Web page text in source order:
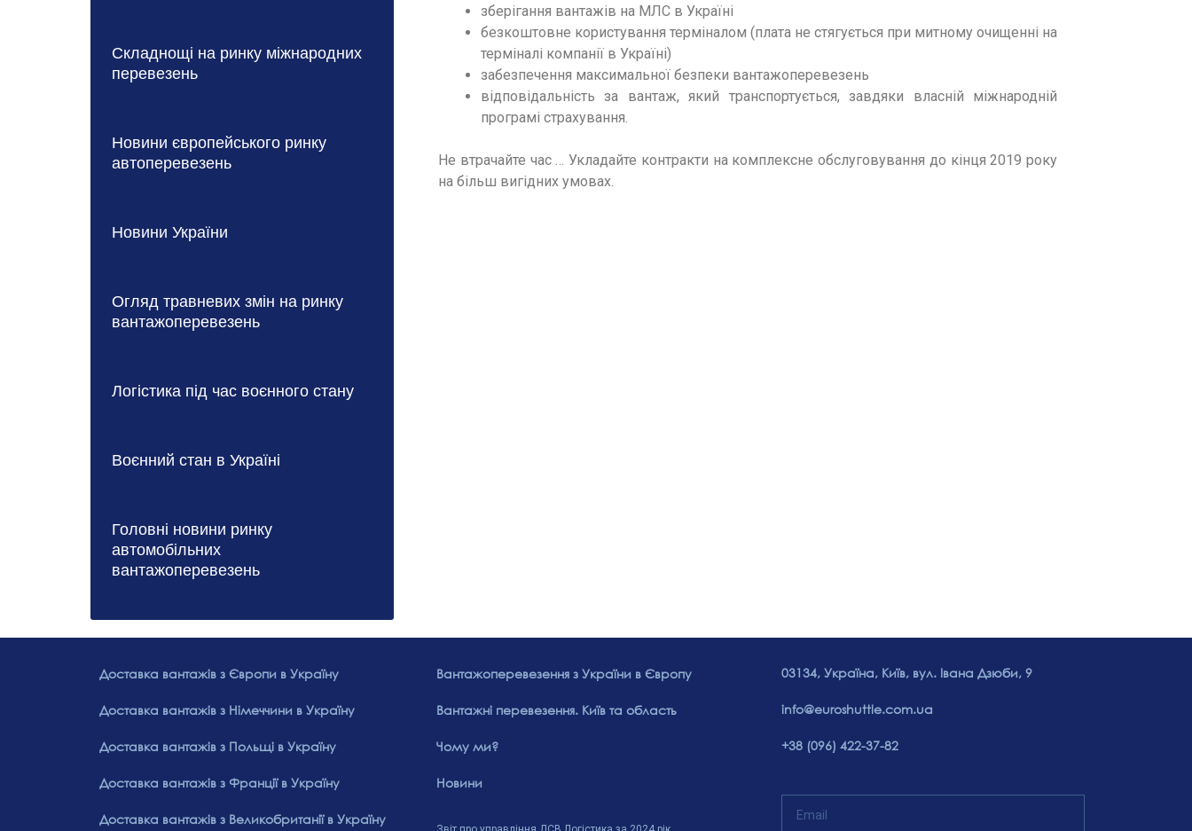
Складнощі на ринку міжнародних
перевезень
Новини європейського ринку
автоперевезень
Новини України
Огляд травневих змін на ринку
вантажоперевезень
Логістика під час воєнного стану
Воєнний стан в Україні
Головні новини ринку
автомобільних
вантажоперевезень
зберігання вантажів на МЛС в Україні
безкоштовне користування терміналом (плата не стягується при митному очищенні на
терміналі компанії в Україні)
забезпечення максимальної безпеки вантажоперевезень
відповідальність за вантаж, який транспортується, завдяки власній міжнародній
програмі страхування.
Не втрачайте час … Укладайте контракти на комплексне обслуговування до кінця 2019 року
на більш вигідних умовах.
Доставка вантажів з Європи в Україну
Доставка вантажів з Німеччини в Україну
Доставка вантажів з Польщі в Україну
Доставка вантажів з Франції в Україну
Доставка вантажів з Великобританії в Україну
Вантажоперевезення з України в Європу
Вантажні перевезення. Київ та область
Чому ми?
Новини
03134, Україна, Київ, вул. Івана Дзюби, 9
info@euroshuttle.com.ua
+38 (096) 422-37-82